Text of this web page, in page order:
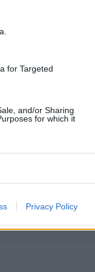
for Targeted
and/or Sharing
for which it
Privacy Policy